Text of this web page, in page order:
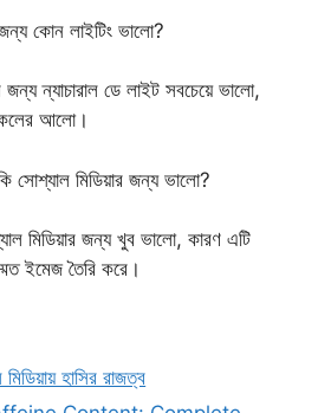
কোন লাইটিং ভালো?
ন্যাচারাল ডে লাইট সবচেয়ে ভালো,
আলো।
সোশ্যাল মিডিয়ার জন্য ভালো?
মিডিয়ার জন্য খুব ভালো, কারণ এটি
ইমেজ তৈরি করে।
হাসির রাজত্ব